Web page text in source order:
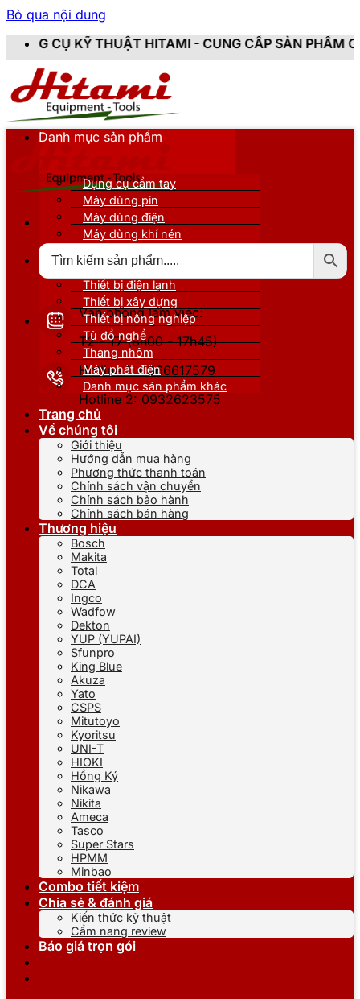
Bỏ qua nội dung
HITAMI - CUNG CẤP SẢN PHẨM CHÍNH HÃNG,
Văn phòng làm việc:
T2 - T7 (8h00 - 17h45)
Hotline 1: 0866617579
Hotline 2: 0932623575
Danh mục sản phẩm
Dụng cụ cầm tay
Máy dùng pin
Máy dùng điện
Máy dùng khí nén
Thiết bị nâng đỡ
Thiết bị điện lạnh
Thiết bị xây dựng
Thiết bị nông nghiệp
Tủ đồ nghề
Thang nhôm
Máy phát điện
Danh mục sản phẩm khác
Trang chủ
Về chúng tôi
Giới thiệu
Hướng dẫn mua hàng
Phương thức thanh toán
Chính sách vận chuyển
Chính sách bảo hành
Chính sách bán hàng
Thương hiệu
Bosch
Makita
Total
DCA
Ingco
Wadfow
Dekton
YUP (YUPAI)
Sfunpro
King Blue
Akuza
Yato
CSPS
Mitutoyo
Kyoritsu
UNI-T
HIOKI
Hồng Ký
Nikawa
Nikita
Ameca
Tasco
Super Stars
HPMM
Minbao
Combo tiết kiệm
Chia sẻ & đánh giá
Kiến thức kỹ thuật
Cẩm nang review
Báo giá trọn gói